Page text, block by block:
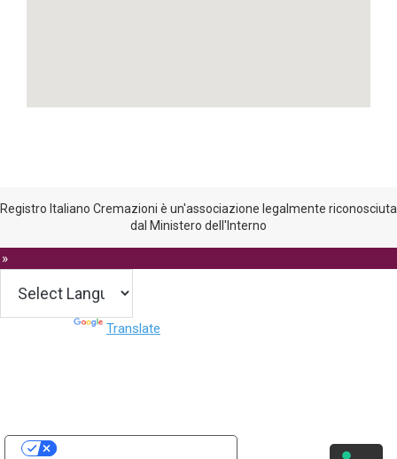
Registro Italiano Cremazioni è un'associazione legalmente riconosciuta
dal Ministero dell'Interno
Translate